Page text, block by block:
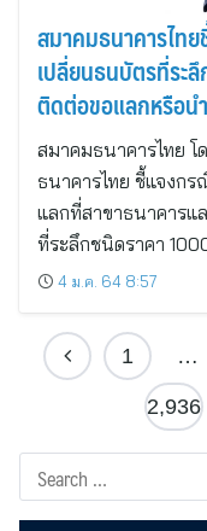
สมาคมธนาคารไท
เปลี่ยนธนบัตรที่ระ
ติดต่อขอแลกหรือน
แห่ง
สมาคมธนาคารไทย
ธนาคารไทย ชี้แจงก
แลกที่สาขาธนาคารแ
ที่ระลึกชนิดราคา
4 ม.ค. 64 8:57
1 …
2,936